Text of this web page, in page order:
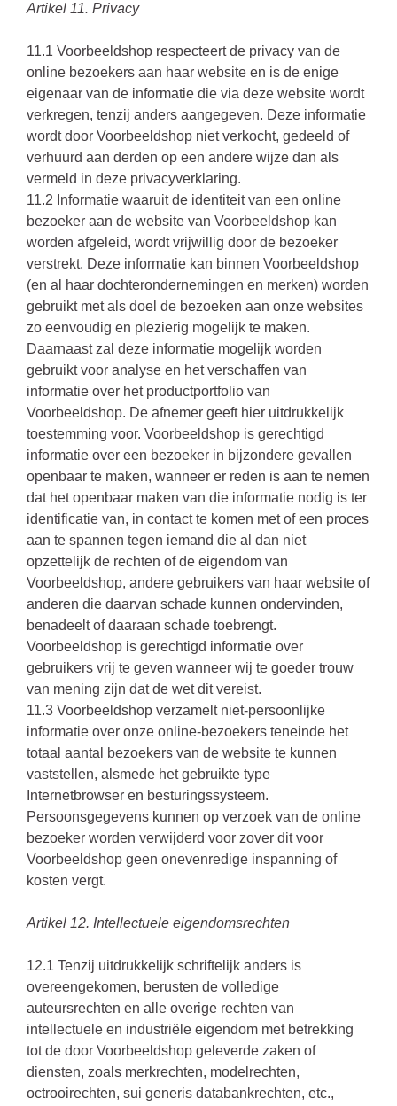
Artikel 11. Privacy
11.1 Voorbeeldshop respecteert de privacy van de
online bezoekers aan haar website en is de enige
eigenaar van de informatie die via deze website wordt
verkregen, tenzij anders aangegeven. Deze informatie
wordt door Voorbeeldshop niet verkocht, gedeeld of
verhuurd aan derden op een andere wijze dan als
vermeld in deze privacyverklaring.
11.2 Informatie waaruit de identiteit van een online
bezoeker aan de website van Voorbeeldshop kan
worden afgeleid, wordt vrijwillig door de bezoeker
verstrekt. Deze informatie kan binnen Voorbeeldshop
(en al haar dochterondernemingen en merken) worden
gebruikt met als doel de bezoeken aan onze websites
zo eenvoudig en plezierig mogelijk te maken.
Daarnaast zal deze informatie mogelijk worden
gebruikt voor analyse en het verschaffen van
informatie over het productportfolio van
Voorbeeldshop. De afnemer geeft hier uitdrukkelijk
toestemming voor. Voorbeeldshop is gerechtigd
informatie over een bezoeker in bijzondere gevallen
openbaar te maken, wanneer er reden is aan te nemen
dat het openbaar maken van die informatie nodig is ter
identificatie van, in contact te komen met of een proces
aan te spannen tegen iemand die al dan niet
opzettelijk de rechten of de eigendom van
Voorbeeldshop, andere gebruikers van haar website of
anderen die daarvan schade kunnen ondervinden,
benadeelt of daaraan schade toebrengt.
Voorbeeldshop is gerechtigd informatie over
gebruikers vrij te geven wanneer wij te goeder trouw
van mening zijn dat de wet dit vereist.
11.3 Voorbeeldshop verzamelt niet-persoonlijke
informatie over onze online-bezoekers teneinde het
totaal aantal bezoekers van de website te kunnen
vaststellen, alsmede het gebruikte type
Internetbrowser en besturingssysteem.
Persoonsgegevens kunnen op verzoek van de online
bezoeker worden verwijderd voor zover dit voor
Voorbeeldshop geen onevenredige inspanning of
kosten vergt.
Artikel 12. Intellectuele eigendomsrechten
12.1 Tenzij uitdrukkelijk schriftelijk anders is
overeengekomen, berusten de volledige
auteursrechten en alle overige rechten van
intellectuele en industriële eigendom met betrekking
tot de door Voorbeeldshop geleverde zaken of
diensten, zoals merkrechten, modelrechten,
octrooirechten, sui generis databankrechten, etc.,